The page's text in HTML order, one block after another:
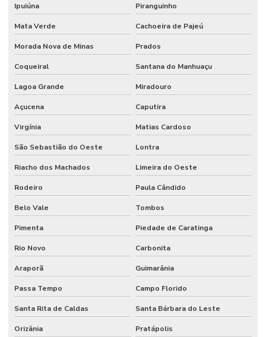
Ipuiúna Piranguinho
Mata Verde Cachoeira de Pajeú
Morada Nova de Minas Prados
Coqueiral Santana do Manhuaçu
Lagoa Grande Miradouro
Açucena Caputira
Virgínia Matias Cardoso
São Sebastião do Oeste Lontra
Riacho dos Machados Limeira do Oeste
Rodeiro Paula Cândido
Belo Vale Tombos
Pimenta Piedade de Caratinga
Rio Novo Carbonita
Araporã Guimarânia
Passa Tempo Campo Florido
Santa Rita de Caldas Santa Bárbara do Leste
Orizânia Pratápolis